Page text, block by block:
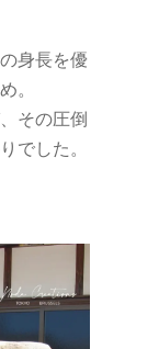
身長を優
。
その圧倒
でした。